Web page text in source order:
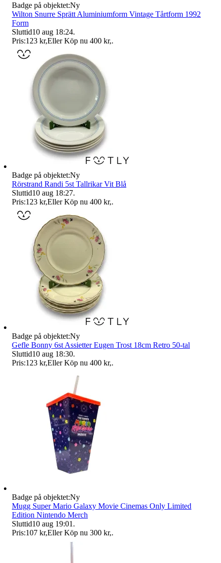
Badge på objektet:Ny
Wilton Snurre Sprätt Aluminiumform Vintage Tårtform 1992
Form
Sluttid10 aug 18:24.
Pris:123 kr,Eller Köp nu 400 kr,.
Badge på objektet:Ny
Rörstrand Randi 5st Tallrikar Vit Blå
Sluttid10 aug 18:27.
Pris:123 kr,Eller Köp nu 400 kr,.
Badge på objektet:Ny
Gefle Bonny 6st Assietter Eugen Trost 18cm Retro 50-tal
Sluttid10 aug 18:30.
Pris:123 kr,Eller Köp nu 400 kr,.
Badge på objektet:Ny
Mugg Super Mario Galaxy Movie Cinemas Only Limited
Edition Nintendo Merch
Sluttid10 aug 19:01 .
Pris:107 kr,Eller Köp nu 300 kr,.